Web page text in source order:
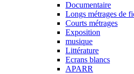
Documentaire
Longs métrages de
Courts métrages
Exposition
musique
Littérature
Ecrans blancs
APARR